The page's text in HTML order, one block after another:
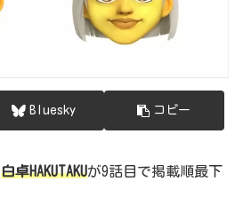
Bluesky コピー
白卓HAKUTAKUが9話目で掲載順最下